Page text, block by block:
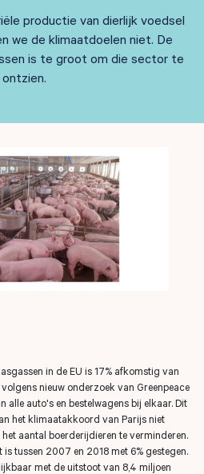
productie van dierlijk voedsel
we de klimaatdoelen niet. De
is te groot om die sector te
ontzien.
in de EU is 17% afkomstig van
nieuw onderzoek van Greenpeace
alle auto's en bestelwagens bij elkaar. Dit
het klimaatakkoord van Parijs niet
aantal boerderijdieren te verminderen.
tussen 2007 en 2018 met 6% gestegen.
met de uitstoot van 8,4 miljoen